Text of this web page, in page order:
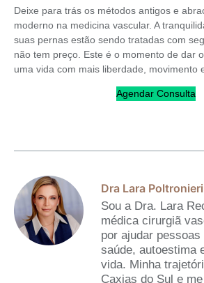
Deixe para trás os métodos antigos e
moderno na medicina vascular. A
suas pernas estão sendo tratadas com
não tem preço. Este é o momento de dar
uma vida com mais liberdade, movimento
Agendar Consulta
Dra Lara Poltronieri
Sou a Dra. Lara
médica cirurgiã
por ajudar
saúde, autoestima
vida. Minha
Caxias do Sul e